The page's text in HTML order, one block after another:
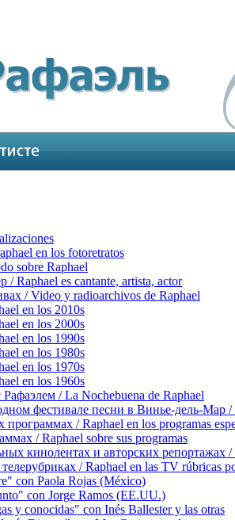
en los fotoretratos
sobre Raphael
/ Raphael es cantante, artista, actor
/ Video y radioarchivos de Raphael
en los 2010s
en los 2000s
en los 1990s
en los 1980s
en los 1970s
en los 1960s
/ La Nochebuena de Raphael
фестивале песни в Винье-дель-Мар /
/ Raphael en los programas
/ Raphael sobre sus programas
кинолентах и авторских репортажах
/ Raphael en las TV rúbricas
con Paola Rojas (México)
con Jorge Ramos (EE.UU.)
y conocidas" con Inés Ballester y las otras